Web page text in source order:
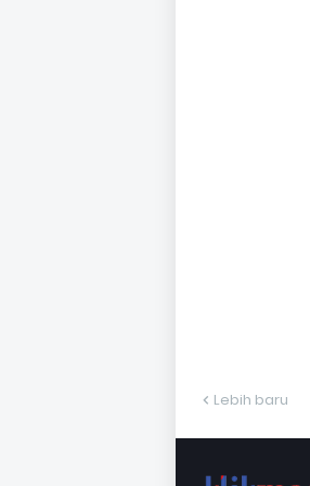
Lebih baru